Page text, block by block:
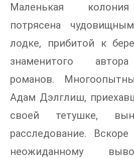
Маленькая
потрясена
лодке, прибитой к
знаменитого
романов.
Адам Дэлглиш,
своей тетушке,
расследование.
неожиданному